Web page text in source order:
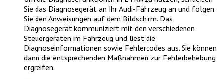
Sie das Diagnosegerät an Ihr Audi-Fahrzeug an und folgen
Sie den Anweisungen auf dem Bildschirm. Das
Diagnosegerät kommuniziert mit den verschiedenen
Steuergeräten im Fahrzeug und liest die
Diagnoseinformationen sowie Fehlercodes aus. Sie können
dann die entsprechenden Maßnahmen zur Fehlerbehebung
ergreifen.